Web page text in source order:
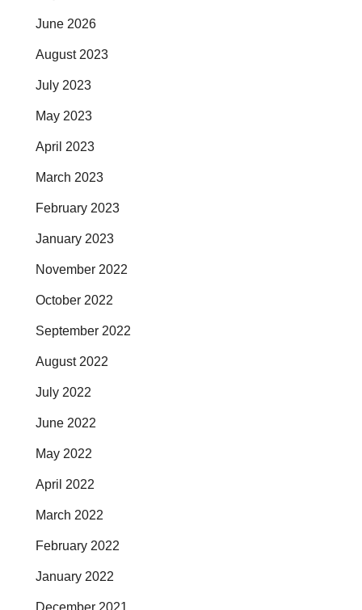
June 2026
August 2023
July 2023
May 2023
April 2023
March 2023
February 2023
January 2023
November 2022
October 2022
September 2022
August 2022
July 2022
June 2022
May 2022
April 2022
March 2022
February 2022
January 2022
December 2021